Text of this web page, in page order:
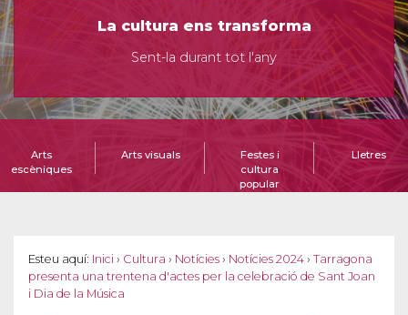
La cultura ens transforma
Sent-la durant tot l'any
Arts
escèniques
Arts visuals
Festes i
cultura
popular
Lletres
Esteu aquí: Inici › Cultura › Notícies › Notícies 2024 › Tarragona
presenta una trentena d'actes per la celebració de Sant Joan
i Dia de la Música